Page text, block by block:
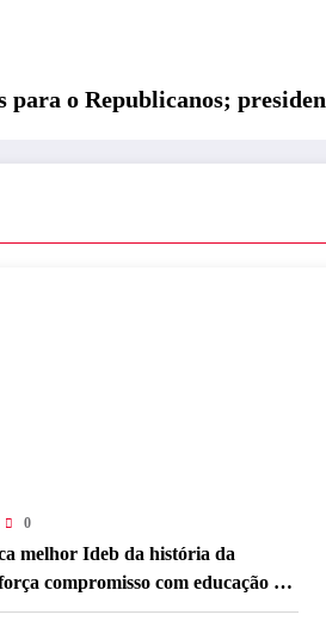
o Republicanos;
0
melhor Ideb da história da
compromisso com educação de